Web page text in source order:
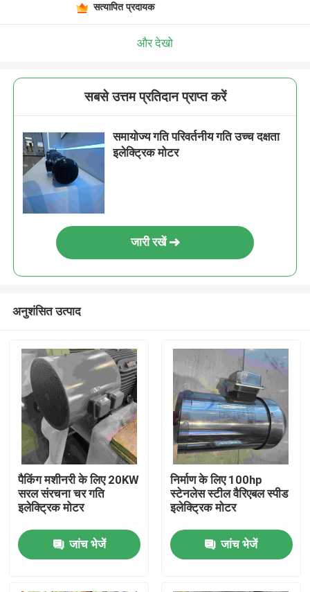
सत्यापित प्रदायक
और देखो
सबसे उत्तम प्रतिदान प्राप्त करें
समायोज्य गति परिवर्तनीय गति उच्च दक्षता
इलेक्ट्रिक मोटर
जारी रखें
अनुशंसित उत्पाद
पैकिंग मशीनरी के लिए 20KW
सरल संरचना चर गति
इलेक्ट्रिक मोटर
जांच भेजें
निर्माण के लिए 100hp
स्टेनलेस स्टील वैरिएबल स्पीड
इलेक्ट्रिक मोटर
जांच भेजें